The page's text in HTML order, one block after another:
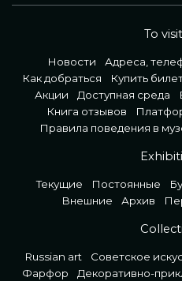
To
Новости
Адреса,
Как добраться
Купить
Акции
Доступная среда
Книга отзывов
Правила поведения в
Текущие Постоянные
Внешние
Архив
Russian art Советское
Фарфор
Декоративно-